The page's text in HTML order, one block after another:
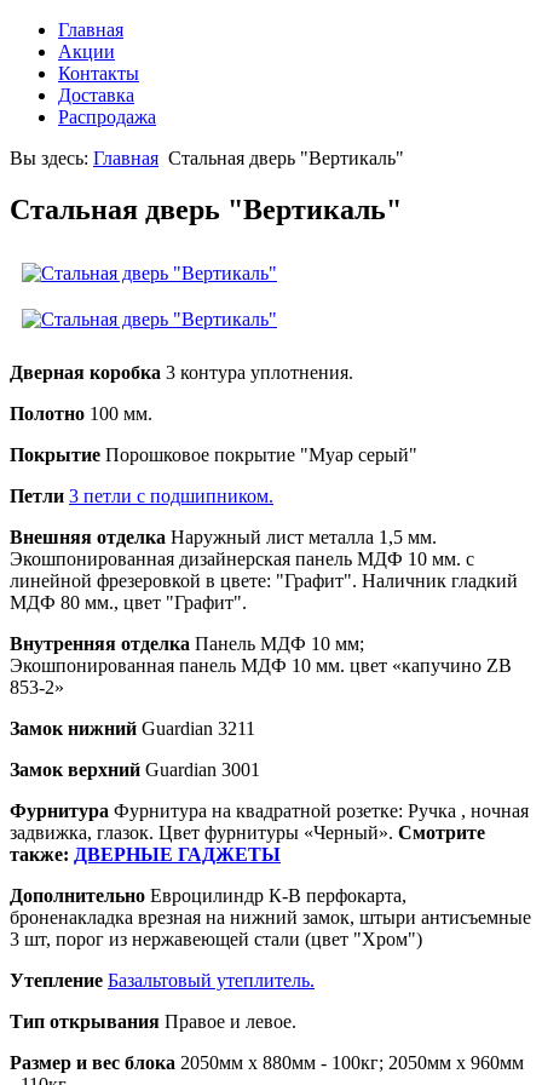
Главная
Акции
Контакты
Доставка
Распродажа
Вы здесь: Главная Стальная дверь "Вертикаль"
Стальная дверь "Вертикаль"
Дверная коробка 3 контура уплотнения.
Полотно 100 мм.
Покрытие Порошковое покрытие "Муар серый"
Петли 3 петли с подшипником.
Внешняя отделка Наружный лист металла 1,5 мм.
Экошпонированная дизайнерская панель МДФ 10 мм. с
линейной фрезеровкой в цвете: "Графит". Наличник гладкий
МДФ 80 мм., цвет "Графит".
Внутренняя отделка Панель МДФ 10 мм;
Экошпонированная панель МДФ 10 мм. цвет «капучино ZB
853-2»
Замок нижний Guardian 3211
Замок верхний Guardian 3001
Фурнитура Фурнитура на квадратной розетке: Ручка , ночная
задвижка, глазок. Цвет фурнитуры «Черный». Смотрите
также: ДВЕРНЫЕ ГАДЖЕТЫ
Дополнительно Евроцилиндр К-В перфокарта,
броненакладка врезная на нижний замок, штыри антисъемные
3 шт, порог из нержавеющей стали (цвет "Хром")
Утепление Базальтовый утеплитель.
Тип открывания Правое и левое.
Размер и вес блока 2050мм х 880мм - 100кг; 2050мм х 960мм